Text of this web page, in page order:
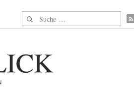
Suche nach: